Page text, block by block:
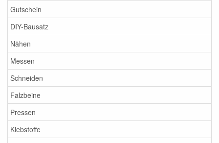
Gutschein
DIY-Bausatz
Nähen
Messen
Schneiden
Falzbeine
Pressen
Klebstoffe